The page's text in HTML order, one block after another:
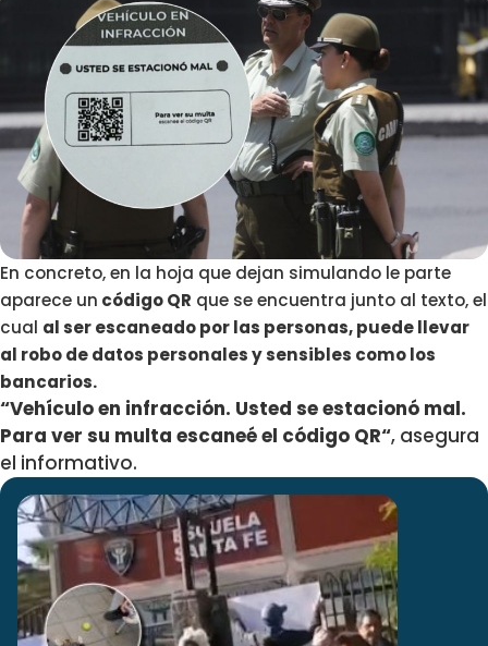
En concreto, en la hoja que dejan simulando le parte
aparece un código QR que se encuentra junto al texto, el
cual al ser escaneado por las personas, puede llevar
al robo de datos personales y sensibles como los
bancarios.
“Vehículo en infracción. Usted se estacionó mal.
Para ver su multa escaneé el código QR“, asegura
el informativo.